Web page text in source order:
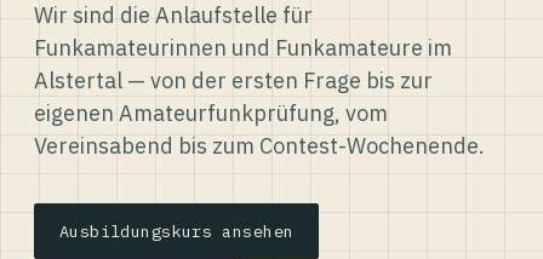
Wir sind die Anlaufstelle für
Funkamateurinnen und Funkamateure im
Alstertal — von der ersten Frage bis zur
eigenen Amateurfunkprüfung, vom
Vereinsabend bis zum Contest-Wochenende.
Ausbildungskurs ansehen